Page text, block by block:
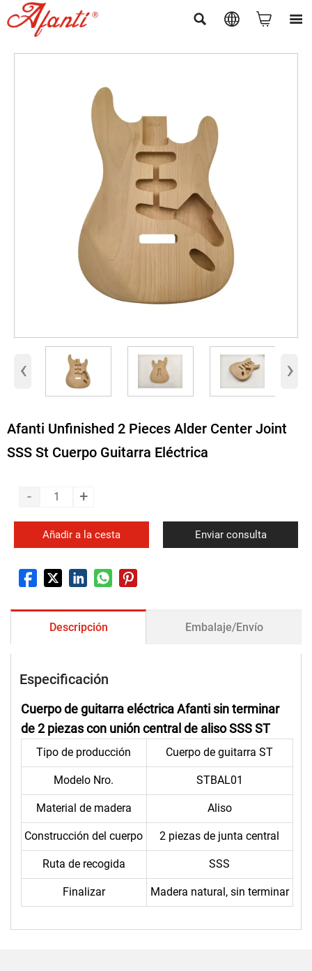
   
‹ ›
Afanti Unfinished 2 Pieces Alder Center Joint
SSS St Cuerpo Guitarra Eléctrica
- +
Añadir a la cesta Enviar consulta
Descripción Embalaje/Envío
Especificación
Cuerpo de guitarra eléctrica Afanti sin terminar
de 2 piezas con unión central de aliso SSS ST
Tipo de producción Cuerpo de guitarra ST
Modelo Nro. STBAL01
Material de madera Aliso
Construcción del cuerpo 2 piezas de junta central
Ruta de recogida SSS
Finalizar Madera natural, sin terminar